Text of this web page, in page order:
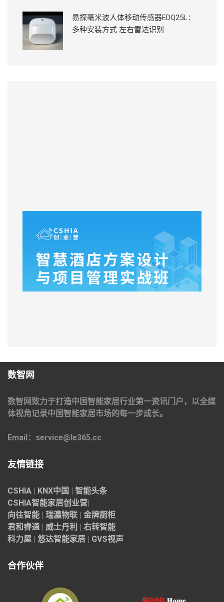
易探毫米波人体移动传感器EDQ25L：
多种安装方式 左右雷达识别
数智网
数智网致力于打造中国智能家居行业第一资讯门户，以全媒
体视角记录中国智能家居市场的每一步成长。
Email：service@le365.cc
友情链接
CSHIA | KNX中国 | 智能头条
CSHIA智能家居创业营|
向往智能 | 瑞瀛物联 | 金牌厨柜
君和睿通 | 威士丹利 | 右转智能
科力屋 | 悠达智能家居 | GVS视声
合作伙伴